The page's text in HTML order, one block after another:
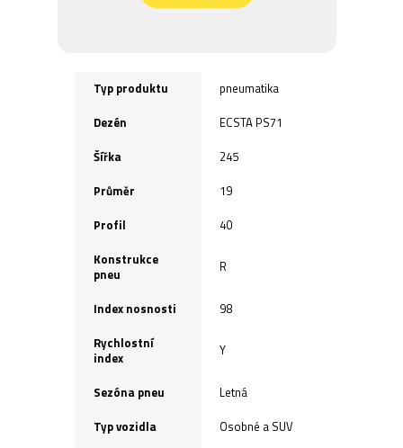
Typ produktu
pneumatika
Dezén
ECSTA PS71
Šířka
245
Průměr
19
Profil
40
Konstrukce
pneu
R
Index nosnosti
98
Rychlostní
index
Y
Sezóna pneu
Letná
Typ vozidla
Osobné a SUV